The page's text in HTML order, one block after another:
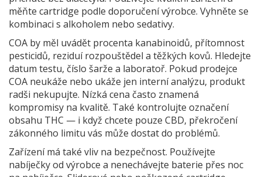
měňte cartridge podle doporučení výrobce. Vyhněte se
kombinaci s alkoholem nebo sedativy.
COA by měl uvádět procenta kanabinoidů, přítomnost
pesticidů, reziduí rozpouštědel a těžkých kovů. Hledejte
datum testu, číslo šarže a laboratoř. Pokud prodejce
COA neukáže nebo ukáže jen interní analýzu, produkt
radši nekupujte. Nízká cena často znamená
kompromisy na kvalitě. Také kontrolujte označení
obsahu THC — i když chcete pouze CBD, překročení
zákonného limitu vás může dostat do problémů.
Zařízení má také vliv na bezpečnost. Používejte
nabíječky od výrobce a nenechávejte baterie přes noc